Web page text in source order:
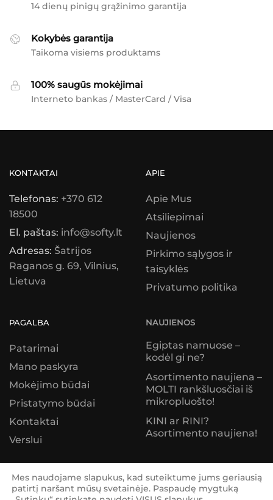
14 dienų pinigų grąžinimo garantija
Kokybės garantija
Taikoma visiems produktams
100% saugūs mokėjimai
Interneto bankas / MasterCard / Visa
KONTAKTAI
Telefonas: +370 612
18500
El. paštas: info@softy.lt
Adresas: Šatrijos
Raganos g. 69, Vilnius,
Lietuva
APIE
Apie Mus
Atsiliepimai
Naujienos
Pirkimo sąlygos ir
taisyklės
Privatumo politika
PAGALBA
Patarimai
Mano paskyra
Mokėjimo būdai
Pristatymo būdai
Kontaktai
Verslui
NAUJIENOS
Egiptas namuose –
kodėl gi ne?
Asortimento naujiena –
MOLTI rankšluosčiai iš
mikropluošto!
KINI ar RINI?
Asortimento naujiena!
© Softy 2026
Mes naudojame slapukus, kad suteiktume jums geriausią
patirtį naršant mūsų svetainėje. Paspaudę mygtuką